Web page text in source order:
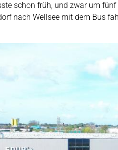
schon früh, und zwar um
nach Wellsee mit dem Bus